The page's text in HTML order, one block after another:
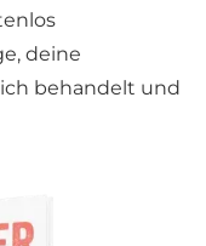
deine
behandelt und